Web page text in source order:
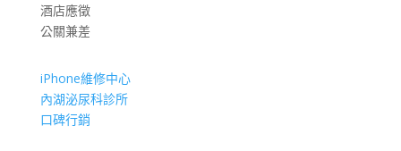
酒店應徵
公關兼差
iPhone維修中心
內湖泌尿科診所
口碑行銷